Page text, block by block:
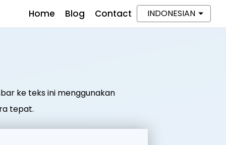
Home Blog Contact INDONESIAN
ke teks ini menggunakan
tepat.